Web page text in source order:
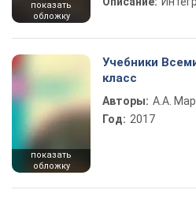
показать
обложку
показать
обложку
Учебники
класс
Авторы: А.А.
Год: 2017